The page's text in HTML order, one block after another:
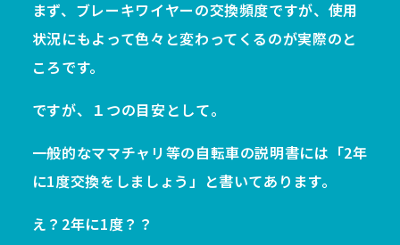
まず、ブレーキワイヤーの交換頻度ですが、使用
状況にもよって色々と変わってくるのが実際のと
ころです。
ですが、１つの目安として。
一般的なママチャリ等の自転車の説明書には「2年
に1度交換をしましょう」と書いてあります。
え？2年に1度？？